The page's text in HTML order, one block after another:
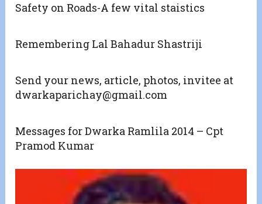
Safety on Roads-A few vital staistics
Remembering Lal Bahadur Shastriji
Send your news, article, photos, invitee at
dwarkaparichay@gmail.com
Messages for Dwarka Ramlila 2014 – Cpt
Pramod Kumar